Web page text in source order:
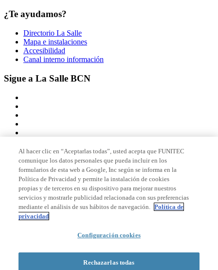
¿Te ayudamos?
Directorio La Salle
Mapa e instalaciones
Accesibilidad
Canal interno información
Sigue a La Salle BCN
Miembro de
Acreditaciones
© 2026 La Salle Campus Barcelona - URL |
Formulario de búsqueda
Al hacer clic en “Aceptarlas todas”, usted acepta que FUNITEC
comunique los datos personales que pueda incluir en los
formularios de esta web a Google, Inc según se informa en la
Política de Privacidad y permite la instalación de cookies
propias y de terceros en su dispositivo para mejorar nuestros
servicios y mostrarle publicidad relacionada con sus preferencias
mediante el análisis de sus hábitos de navegación. Política de
privacidad
Configuración cookies
Rechazarlas todas